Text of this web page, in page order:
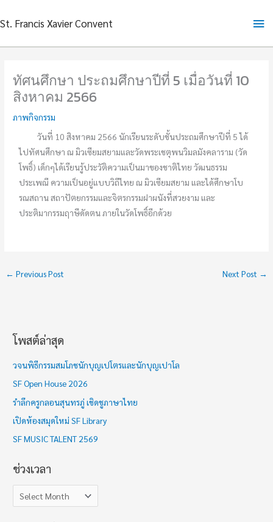
to
St. Francis Xavier Convent
ทัศนศึกษา ประถมศึกษาปีที่ 5 เมื่อวันที่ 10
สิงหาคม 2566
ภาพกิจกรรม
วันที่ 10 สิงหาคม 2566 นักเรียนระดับชั้นประถมศึกษาปีที่ 5 ได้
ไปทัศนศึกษา ณ มิวเซียมสยามและวัดพระเชตุพนวิมลมังคลาราม (วัด
โพธิ์) เด็กๆได้เรียนรู้ประวัติความเป็นมาของชาติไทย วัฒนธรรม
ประเพณี ความเป็นอยู่แบบวิถีไทย ณ มิวเซียมสยาม และได้ศึกษาโบ
รณสถาน สถาปัตยกรรมและจิตรกรรมฝาผนังที่สวยงาม และ
ประติมากรรมฤาษีดัดตน ภายในวัดโพธิ์อีกด้วย
← Previous Post Next Post →
โพสต์ล่าสุด
วจนพิธีกรรมสมโภชนักบุญเปโตรและนักบุญเปาโล
SF Open House 2026
รำลึกครูกลอนสุนทรภู่ เชิดชูภาษาไทย
เปิดห้องสมุดใหม่ SF Library
SF MUSIC TALENT 2569
ช่วงเวลา
ช่
ง
เ
ว
ล
า